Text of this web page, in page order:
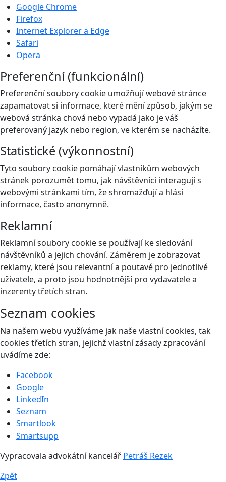
Google Chrome
Firefox
Internet Explorer a Edge
Safari
Opera
Preferenční (funkcionální)
Preferenční soubory cookie umožňují webové stránce
zapamatovat si informace, které mění způsob, jakým se
webová stránka chová nebo vypadá jako je váš
preferovaný jazyk nebo region, ve kterém se nacházíte.
Statistické (výkonnostní)
Tyto soubory cookie pomáhají vlastníkům webových
stránek porozumět tomu, jak návštěvníci interagují s
webovými stránkami tím, že shromažďují a hlásí
informace, často anonymně.
Reklamní
Reklamní soubory cookie se používají ke sledování
návštěvníků a jejich chování. Záměrem je zobrazovat
reklamy, které jsou relevantní a poutavé pro jednotlivé
uživatele, a proto jsou hodnotnější pro vydavatele a
inzerenty třetích stran.
Seznam cookies
Na našem webu využíváme jak naše vlastní cookies, tak
cookies třetích stran, jejichž vlastní zásady zpracování
uvádíme zde:
Facebook
Google
LinkedIn
Seznam
Smartlook
Smartsupp
Vypracovala advokátní kancelář Petráš Rezek
Zpět